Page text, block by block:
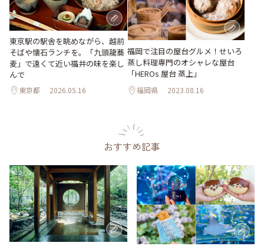
東京駅の駅舎を眺めながら、越前
そばや懐石ランチを。「九頭龍蕎
麦」で遠くて近い福井の味を楽し
んで
東京都 2026.05.16
福岡で注目の屋台グルメ！せいろ
蒸し料理専門のオシャレな屋台
「HEROs 屋台 蒸上」
福岡県 2023.08.16
おすすめ記事